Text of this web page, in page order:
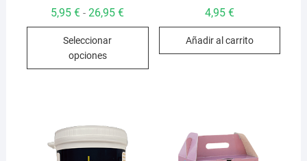
5,95€ - 26,95€Rango
26,95 €
Seleccionar
opciones
Este
producto
4,95 €
Añadir al carrito